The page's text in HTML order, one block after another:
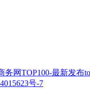
务网TOP100-最新发布
号-7